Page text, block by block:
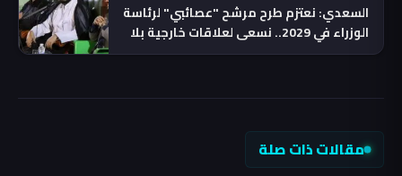
السعدي: نعتزم طرح مرشح "عصائبي" لرئاسة
الوزراء في 2029.. نسعى لعلاقات خارجية بلا
دونية
مقالات ذات صلة